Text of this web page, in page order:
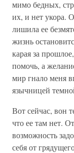
мимо бедных,
их, и нет укора.
лишила ее
жизнь
карая за
помочь, а
мир гнало меня
язычницей
Вот сейчас, вон
что ее там нет.
возможность
себя от